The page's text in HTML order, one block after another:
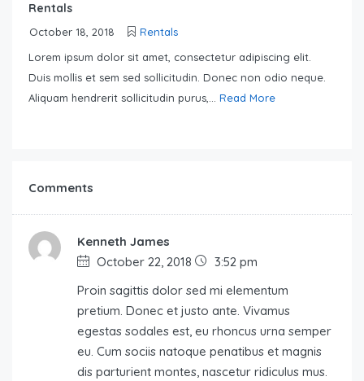
Rentals
October 18, 2018
Rentals
Lorem ipsum dolor sit amet, consectetur adipiscing elit.
Duis mollis et sem sed sollicitudin. Donec non odio neque.
Aliquam hendrerit sollicitudin purus,... Read More
Comments
Kenneth James
October 22, 2018
3:52 pm
Proin sagittis dolor sed mi elementum
pretium. Donec et justo ante. Vivamus
egestas sodales est, eu rhoncus urna semper
eu. Cum sociis natoque penatibus et magnis
dis parturient montes, nascetur ridiculus mus.